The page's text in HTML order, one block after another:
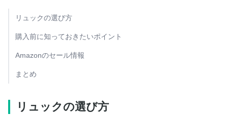
リュックの選び方
購入前に知っておきたいポイント
Amazonのセール情報
まとめ
リュックの選び方